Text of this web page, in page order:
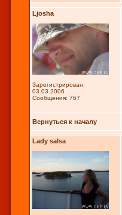
Ljosha
Зарегистрирован:
03.03.2006
Сообщения: 767
Вернуться к началу
Lady salsa